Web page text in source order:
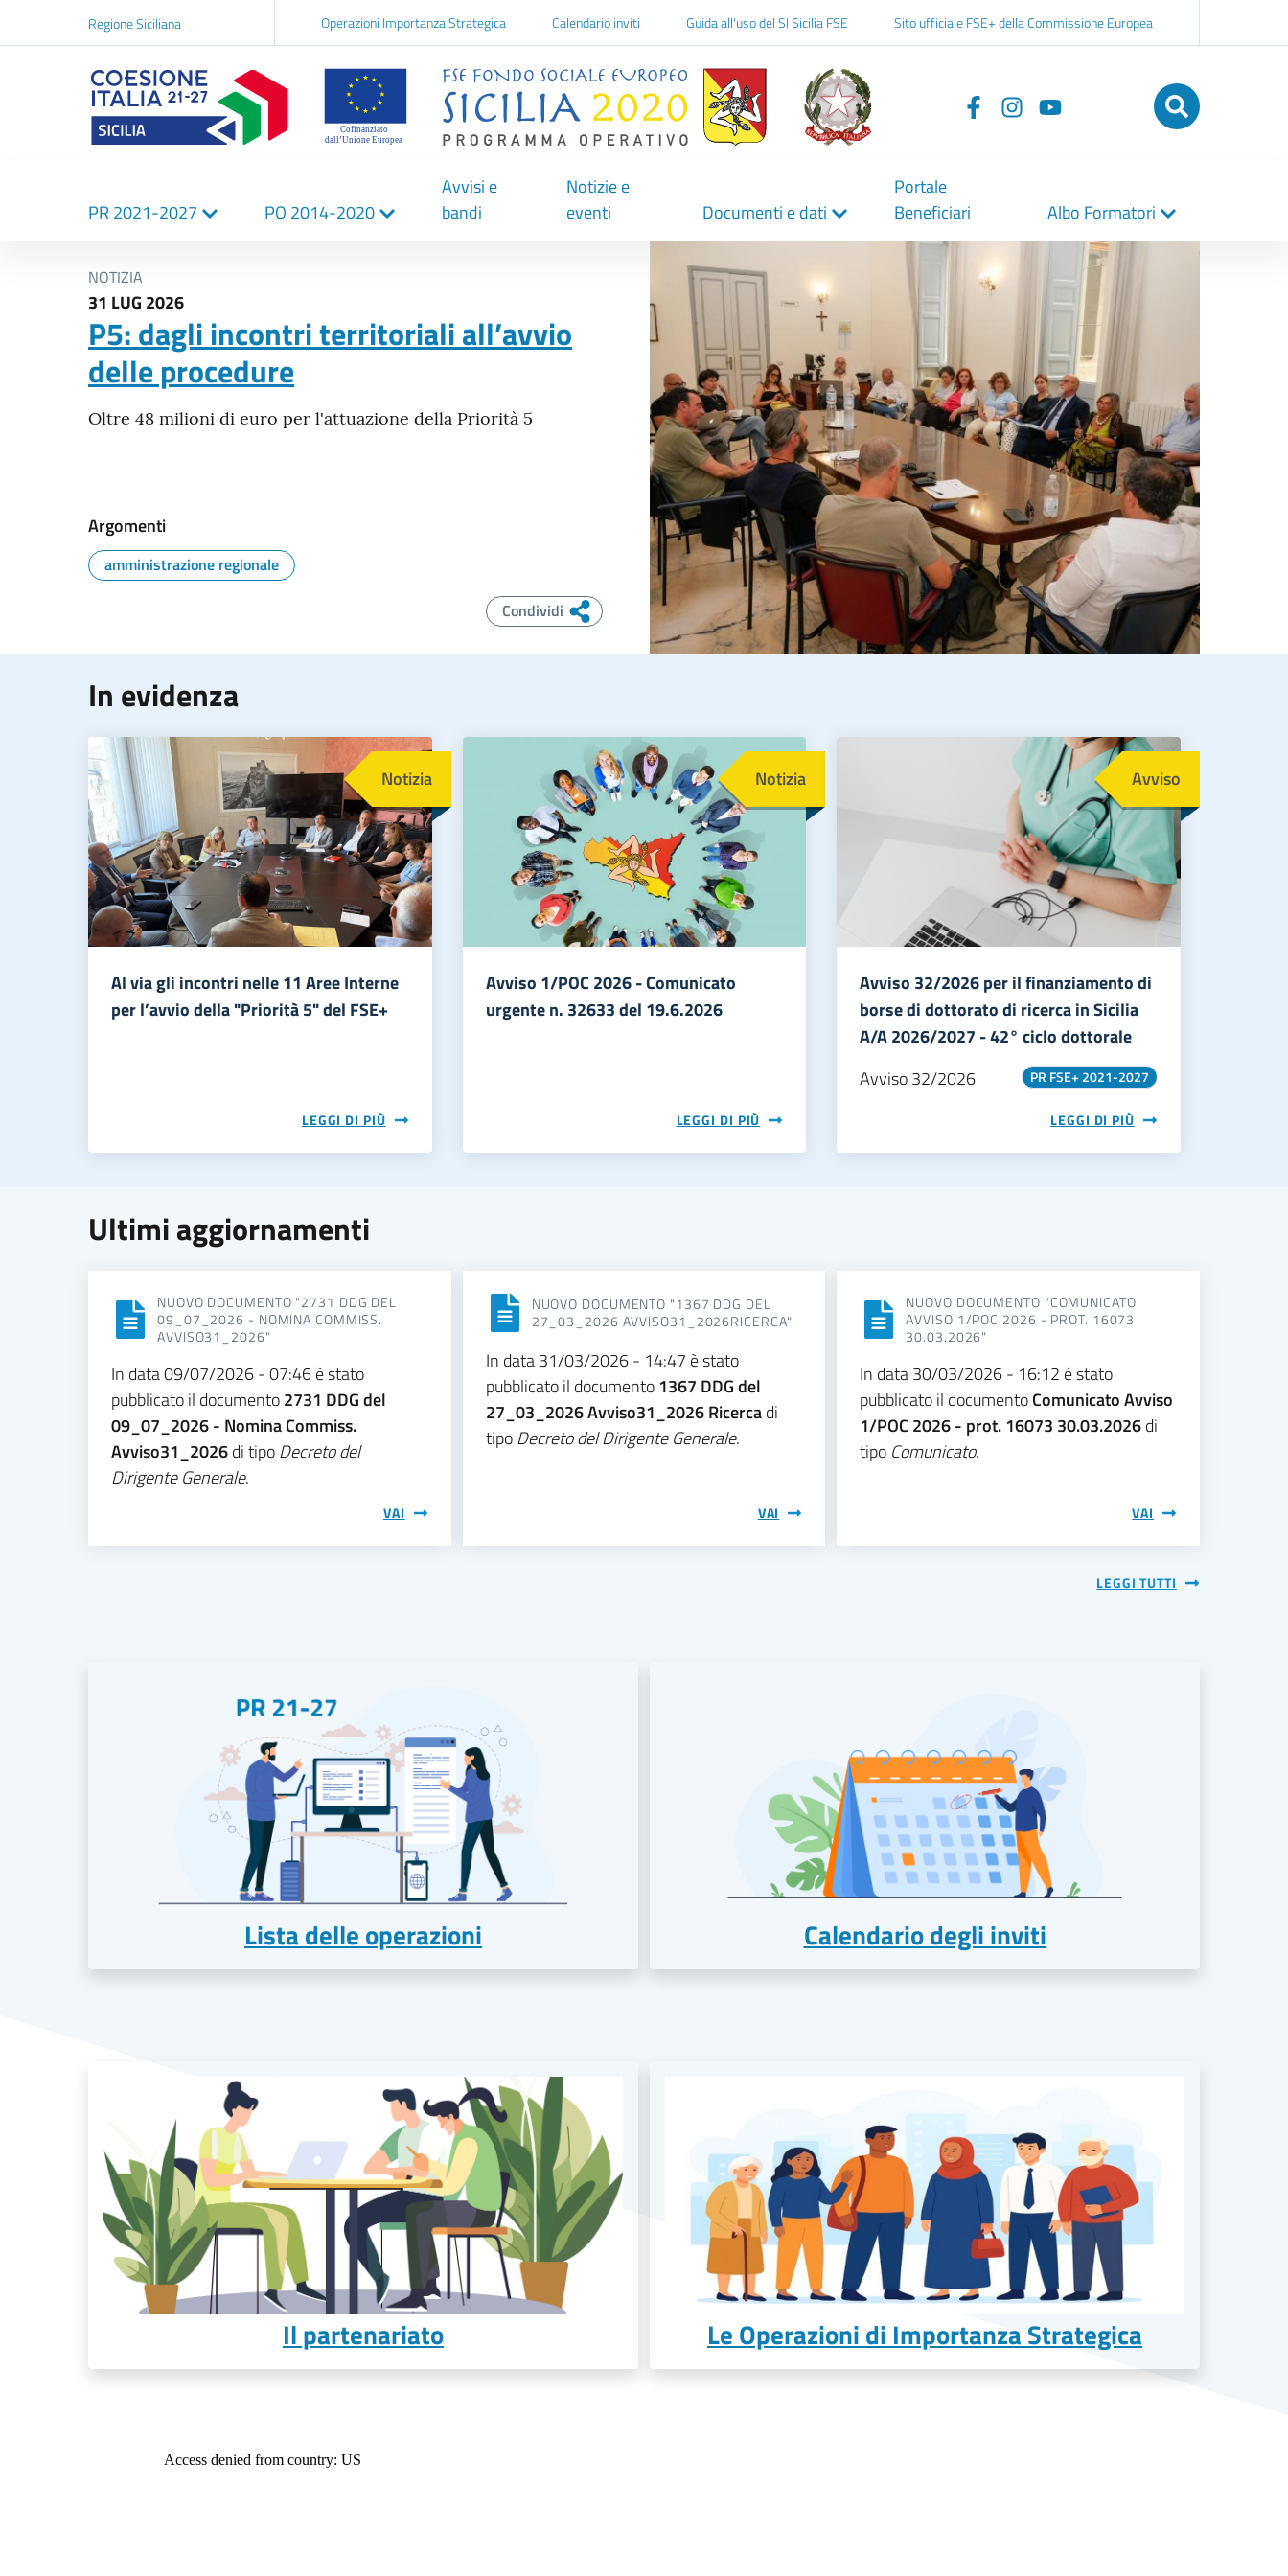
Regione Siciliana Navigazione
network
Operazioni Importanza Strategica Calendario inviti Guida all'uso del SI Sicilia FSE Sito ufficiale FSE+ della Commissione Europea
Logo Sicilia FSE
Seguici
Navigazione
principale
PR 2021-2027 PO 2014-2020
Avvisi e
bandi
Notizie e
eventi
Documenti e dati
Portale
Beneficiari
Albo Formatori
NOTIZIA
31 LUG 2026
P5: dagli incontri territoriali all’avvio
delle procedure
Oltre 48 milioni di euro per l'attuazione della Priorità 5
Argomenti
amministrazione regionale
Condividi
In evidenza
Immagine
Notizia
Al via gli incontri nelle 11 Aree Interne
per l’avvio della "Priorità 5" del FSE+
LEGGI DI PIÙ
Notizia
Avviso 1/POC 2026 - Comunicato
urgente n. 32633 del 19.6.2026
LEGGI DI PIÙ
Avviso
Avviso 32/2026 per il finanziamento di
borse di dottorato di ricerca in Sicilia
A/A 2026/2027 - 42° ciclo dottorale
Avviso 32/2026
PR FSE+ 2021-2027
LEGGI DI PIÙ
Ultimi aggiornamenti
NUOVO DOCUMENTO "2731 DDG DEL
09_07_2026 - NOMINA COMMISS.
AVVISO31_2026"
In data 09/07/2026 - 07:46 è stato
pubblicato il documento2731 DDG del
09_07_2026 - Nomina Commiss.
Avviso31_2026di tipoDecreto del
Dirigente Generale.
VAI
NUOVO DOCUMENTO "1367 DDG DEL
27_03_2026 AVVISO31_2026RICERCA"
In data 31/03/2026 - 14:47 è stato
pubblicato il documento1367 DDG del
27_03_2026 Avviso31_2026 Ricercadi
tipoDecreto del Dirigente Generale.
VAI
NUOVO DOCUMENTO "COMUNICATO
AVVISO 1/POC 2026 - PROT. 16073
30.03.2026"
In data 30/03/2026 - 16:12 è stato
pubblicato il documentoComunicato Avviso
1/POC 2026 - prot. 16073 30.03.2026di
tipo Comunicato.
VAI
LEGGI TUTTI
Lista delle operazioni Calendario degli inviti
Il partenariato Le Operazioni di Importanza Strategica